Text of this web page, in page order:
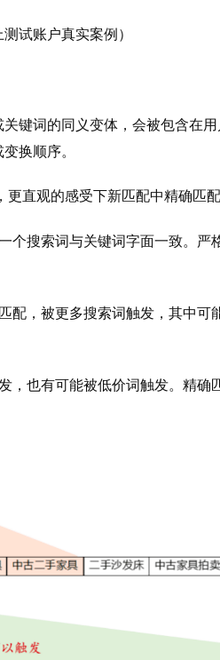
试账户真实案例）
键词的同义变体，会被包含在
换顺序。
更直观的感受下新匹配中精确匹
个搜索词与关键词字面一致。严
配，被更多搜索词触发，其中可
，也有可能被低价词触发。精确